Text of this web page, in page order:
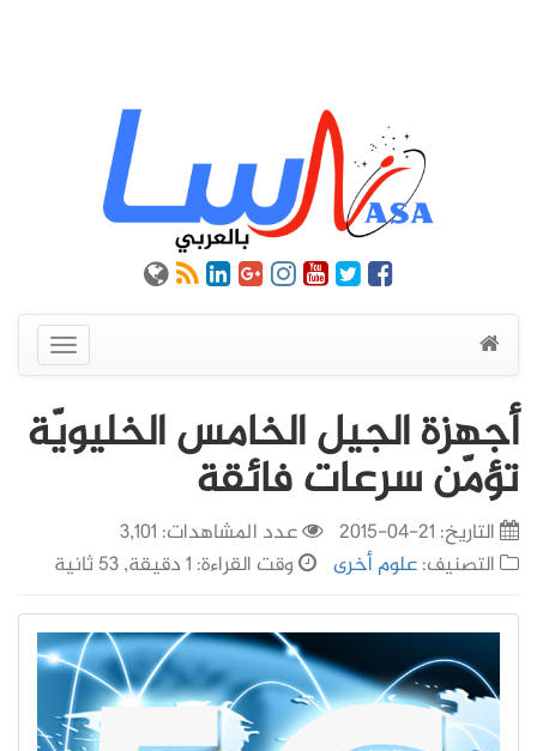
عرض
القائمة
أجهزة الجيل الخامس الخليويّة
تؤمّن سرعات فائقة
التاريخ: 21-04-2015
عدد المشاهدات: 3,101
التصنيف:علوم أخرى وقت القراءة: 1 دقيقة, 53 ثانية